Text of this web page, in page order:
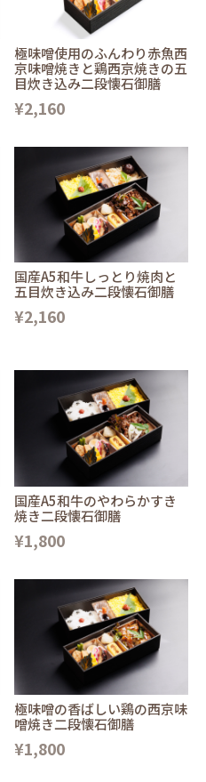
極味噌使用のふんわり赤魚西
京味噌焼きと鶏西京焼きの五
目炊き込み二段懐石御膳
¥2,160
国産A5和牛しっとり焼肉と
五目炊き込み二段懐石御膳
¥2,160
国産A5和牛のやわらかすき
焼き二段懐石御膳
¥1,800
極味噌の香ばしい鶏の西京味
噌焼き二段懐石御膳
¥1,800